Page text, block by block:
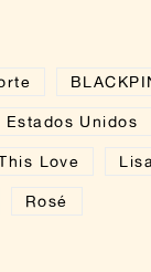
Estados Unidos
Love Lisa
Rosé